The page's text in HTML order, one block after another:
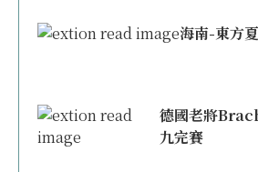
海南-東方
德國老將
九完賽